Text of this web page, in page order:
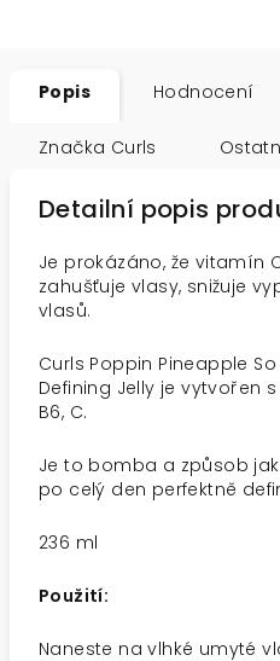
Popis Hodnocení
Značka Curls
Detailní popis
Je prokázáno, že vitamín
zahušťuje vlasy, snižuje
vlasů.
Curls Poppin Pineapple
Defining Jelly je vytvořen
B6, C.
Je to bomba a způsob
po celý den perfektně
236 ml
Použití:
Naneste na vlhké umyté